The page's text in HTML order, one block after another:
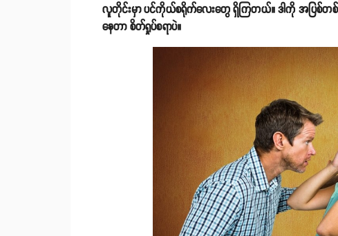
လူတိုင်းမှာ ပင်ကိုယ်စရိုက်လေးတွေ ရှိကြတယ်။ ဒါကို အပြစ်တစ်
နေတာ စိတ်ရှုပ်စရာပဲ။